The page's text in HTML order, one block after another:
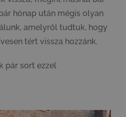
hónap után mégis olyan
amelyről tudtuk, hogy
tért vissza hozzánk.
pár sort ezzel